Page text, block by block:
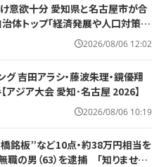
意欲十分 愛知県と名古屋市が合
体トップ｢経済発展や人口対策に
2026/08/06 12:02
グ 吉田アラシ・藤波朱理・鏡優翔
アジア大会 愛知･名古屋 2026】
2026/08/06 10:19
銘板”など10点・約38万円相当を
の男（63）を逮捕 「知りません